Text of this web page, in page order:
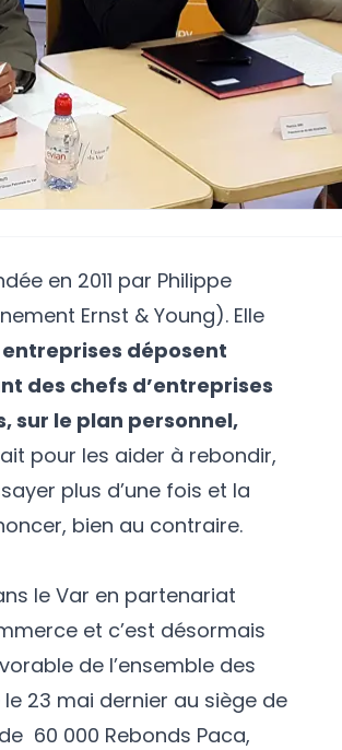
en 2011 par Philippe
Ernst & Young). Elle
entreprises déposent
des chefs d’entreprises
sur le plan personnel,
pour les aider à rebondir,
plus d’une fois et la
bien au contraire.
le Var en partenariat
et c’est désormais
de l’ensemble des
23 mai dernier au siège de
60 000 Rebonds Paca,